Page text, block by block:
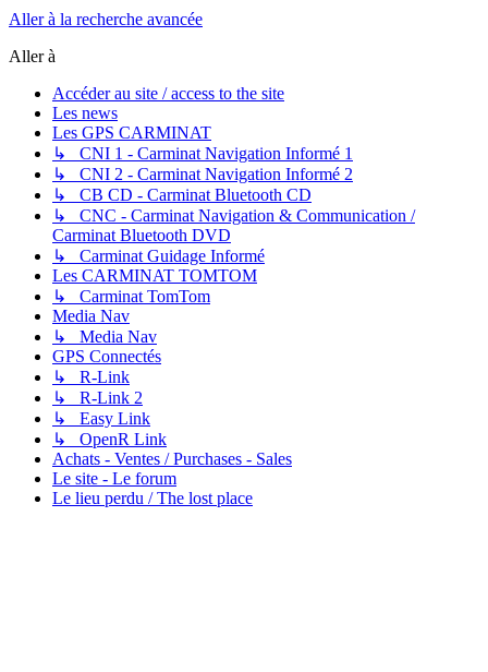
Aller à la recherche avancée
Aller à
Accéder au site / access to the site
Les news
Les GPS CARMINAT
↳ CNI 1 - Carminat Navigation Informé 1
↳ CNI 2 - Carminat Navigation Informé 2
↳ CB CD - Carminat Bluetooth CD
↳ CNC - Carminat Navigation & Communication /
Carminat Bluetooth DVD
↳ Carminat Guidage Informé
Les CARMINAT TOMTOM
↳ Carminat TomTom
Media Nav
↳ Media Nav
GPS Connectés
↳ R-Link
↳ R-Link 2
↳ Easy Link
↳ OpenR Link
Achats - Ventes / Purchases - Sales
Le site - Le forum
Le lieu perdu / The lost place